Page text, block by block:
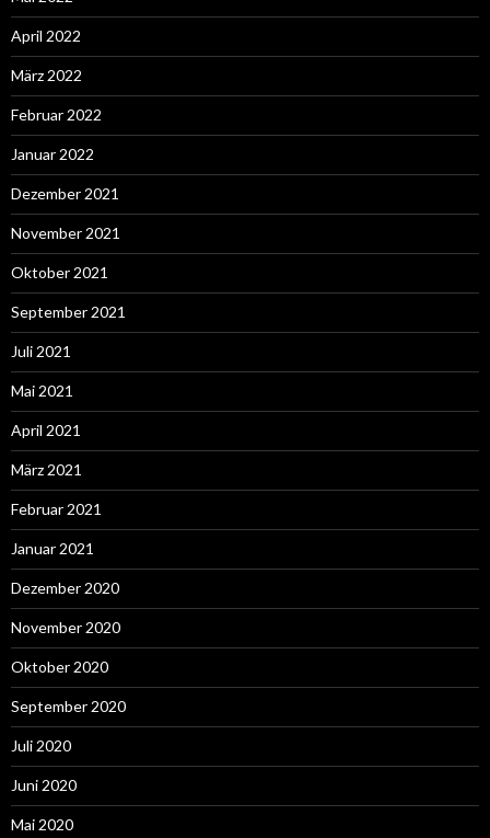
April 2022
März 2022
Februar 2022
Januar 2022
Dezember 2021
November 2021
Oktober 2021
September 2021
Juli 2021
Mai 2021
April 2021
März 2021
Februar 2021
Januar 2021
Dezember 2020
November 2020
Oktober 2020
September 2020
Juli 2020
Juni 2020
Mai 2020